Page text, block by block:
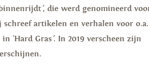
binnenrijdt, die werd genomineerd
schreef artikelen en verhalen voor o.a.
'Hard Gras. In 2019 verscheen zijn